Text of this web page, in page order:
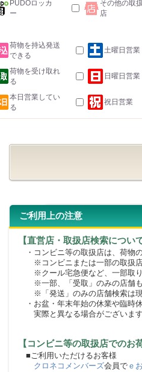
PUDOロッカ
ー
その他の取扱
店
荷物を持込発送
できる
土曜日営業
荷物を受け取れ
る
日曜日営業
本日営業してい
る
祝日営業
ご利用上の注意
【直営店・取扱店検索について
・コンビニ等の取扱店は、荷物
※コンビニまたは一部の取扱店
※クール宅急便など、一部取り
※一部、「受取」のみの店舗も
※「発送」のみの店舗検索は現
・お盆・年末年始の休業や臨時
実際と異なる場合がございます
【コンビニ等の取扱店での
■ご利用いただけるお客様
クロネコメンバーズ会員で ｅ